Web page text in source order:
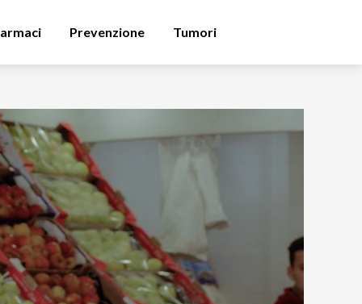
Prevenzione Tumori